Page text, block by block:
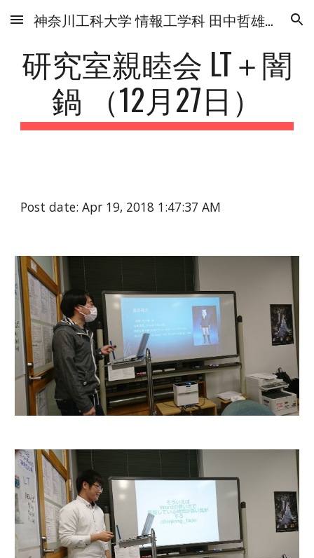
Skip to main content Skip to navigation
神奈川工科大学 情報工学科 田中哲雄研究室
研究室親睦会 LT＋闇
鍋 （12月27日）
Post date: Apr 19, 2018 1:47:37 AM